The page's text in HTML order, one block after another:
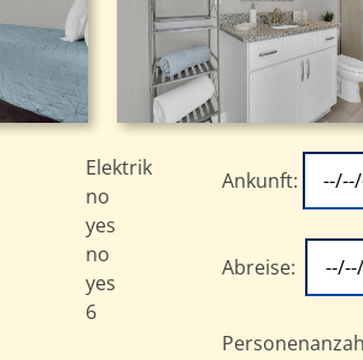
Elektrik
no
yes
no
yes
6
Ankunft:
Abreise: